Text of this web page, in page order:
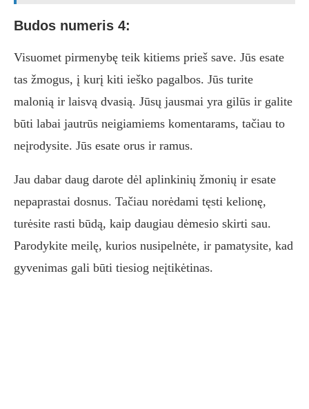
Budos numeris 4:
Visuomet pirmenybę teik kitiems prieš save. Jūs esate
tas žmogus, į kurį kiti ieško pagalbos. Jūs turite
malonią ir laisvą dvasią. Jūsų jausmai yra gilūs ir galite
būti labai jautrūs neigiamiems komentarams, tačiau to
neįrodysite. Jūs esate orus ir ramus.
Jau dabar daug darote dėl aplinkinių žmonių ir esate
nepaprastai dosnus. Tačiau norėdami tęsti kelionę,
turėsite rasti būdą, kaip daugiau dėmesio skirti sau.
Parodykite meilę, kurios nusipelnėte, ir pamatysite, kad
gyvenimas gali būti tiesiog neįtikėtinas.